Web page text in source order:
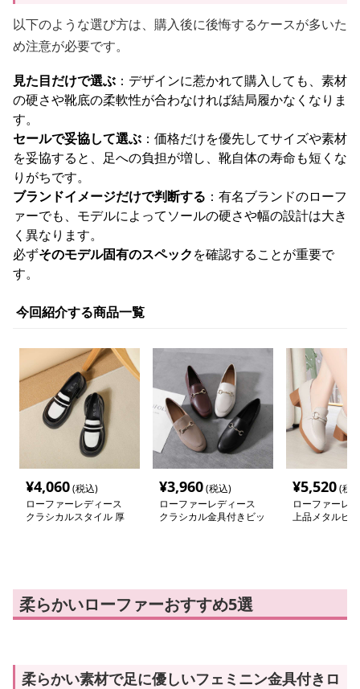
以下のような選び方は、購入後に後悔するケースが多いた
め注意が必要です。
見た目だけで選ぶ ：デザインに惹かれて購入しても、素材
の硬さや靴底の柔軟性が合わなければ結局履かなくなりま
す。
セールで妥協して選ぶ ：価格だけを優先してサイズや素材
を妥協すると、足への負担が増し、靴自体の寿命も短くな
りがちです。
ブランドイメージだけで判断する ：有名ブランドのローフ
ァーでも、モデルによってソールの硬さや幅の設計は大き
く異なります。
必ずそのモデル固有のスペックを確認することが重要で
す。
今回紹介する商品一覧
¥4,060(税込)
ローファーレディース
クラシカルスタイル 厚
¥3,960(税込)
ローファーレディース
クラシカル金具付きビッ
¥5,520(税
ローファーレ
上品メタルビ
柔らかいローファーおすすめ5選
柔らかい素材で足に優しいフェミニン金具付きロ